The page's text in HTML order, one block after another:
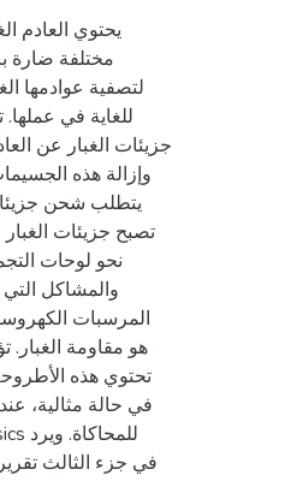
يحتوي العادم
مختلفة ضارة
لتصفية عوادمها
للغاية في
جزيئات الغبار عن
وإزالة هذه
يتطلب شحن
تصبح جزيئات
نحو لوحات
والمشاكل
المرسبات
هو مقاومة الغبار.
تحتوي هذه